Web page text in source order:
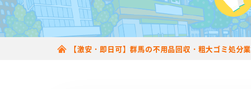
【激安・即日可】群馬の不用品回収・粗大ゴミ処分